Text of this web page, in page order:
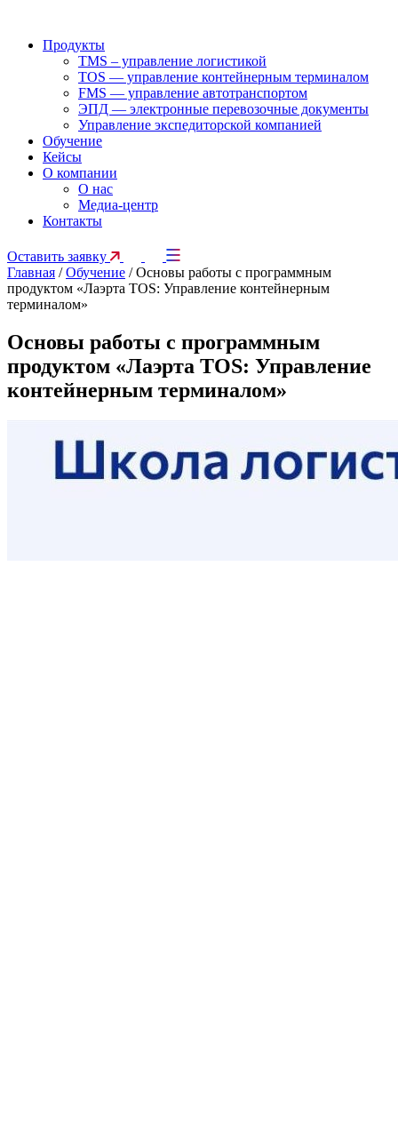
Продукты
TMS – управление логистикой
TOS — управление контейнерным терминалом
FMS — управление автотранспортом
ЭПД — электронные перевозочные документы
Управление экспедиторской компанией
Обучение
Кейсы
О компании
О нас
Медиа-центр
Контакты
Оставить заявку
Главная / Обучение / Основы работы с программным
продуктом «Лаэрта TOS: Управление контейнерным
терминалом»
Основы работы с программным
продуктом «Лаэрта TOS: Управление
контейнерным терминалом»